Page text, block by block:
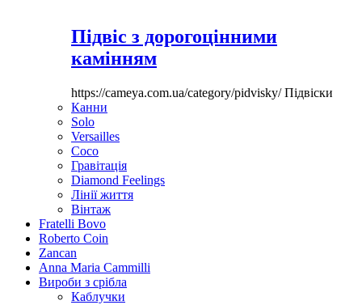
Підвіс з дорогоцінними
камінням
https://cameya.com.ua/category/pidvisky/Підвіски
Канни
Solo
Versailles
Coco
Гравітація
Diamond Feelings
Лінії життя
Вінтаж
Fratelli Bovo
Roberto Coin
Zancan
Anna Maria Cammilli
Вироби з срібла
Каблучки